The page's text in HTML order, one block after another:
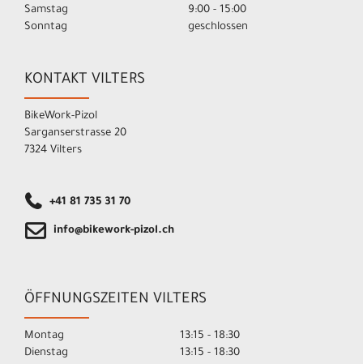
Samstag
9:00 - 15:00
Sonntag
geschlossen
KONTAKT VILTERS
BikeWork-Pizol
Sarganserstrasse 20
7324 Vilters
+41 81 735 31 70
info@bikework-pizol.ch
ÖFFNUNGSZEITEN VILTERS
Montag
13:15 - 18:30
Dienstag
13:15 - 18:30